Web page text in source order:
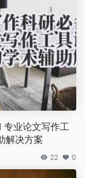
业论文写作工
解决方案
22 0